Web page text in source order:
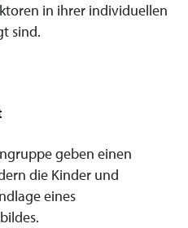
in ihrer individuellen
sind.
geben einen
die Kinder und
eines